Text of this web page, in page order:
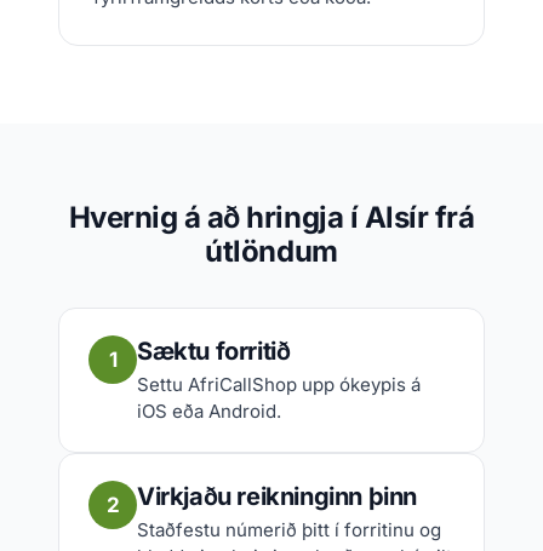
Hvernig á að hringja í Alsír frá
útlöndum
1 Sæktu forritið
Settu AfriCallShop upp ókeypis á
iOS eða Android.
2 Virkjaðu reikninginn þinn
Staðfestu númerið þitt í forritinu og